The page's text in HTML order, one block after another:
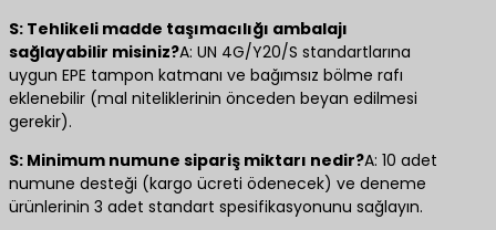
S: Tehlikeli madde taşımacılığı ambalajı
sağlayabilir misiniz?A: UN 4G/Y20/S standartlarına
uygun EPE tampon katmanı ve bağımsız bölme rafı
eklenebilir (mal niteliklerinin önceden beyan edilmesi
gerekir).
S: Minimum numune sipariş miktarı nedir?A: 10 adet
numune desteği (kargo ücreti ödenecek) ve deneme
ürünlerinin 3 adet standart spesifikasyonunu sağlayın.